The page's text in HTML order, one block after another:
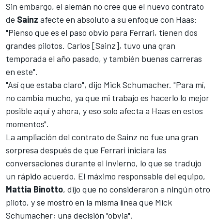
Sin embargo, el alemán no cree que el nuevo contrato
de Sainz afecte en absoluto a su enfoque con Haas:
"Pienso que es el paso obvio para Ferrari, tienen dos
grandes pilotos. Carlos [Sainz], tuvo una gran
temporada el año pasado, y también buenas carreras
en este".
"Así que estaba claro", dijo Mick Schumacher. "Para mí,
no cambia mucho, ya que mi trabajo es hacerlo lo mejor
posible aquí y ahora, y eso solo afecta a Haas en estos
momentos".
La ampliación del contrato de Sainz no fue una gran
sorpresa después de que Ferrari iniciara las
conversaciones durante el invierno, lo que se tradujo
un rápido acuerdo. El máximo responsable del equipo,
Mattia Binotto, dijo que no consideraron a ningún otro
piloto, y se mostró en la misma línea que Mick
Schumacher; una decisión "obvia".